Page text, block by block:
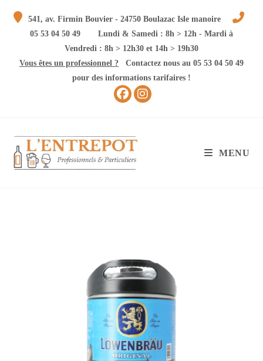
541, av. Firmin Bouvier - 24750 Boulazac Isle manoire
05 53 04 50 49
Lundi & Samedi : 8h > 12h - Mardi à
Vendredi : 8h > 12h30 et 14h > 19h30
Vous êtes un professionnel ? Contactez nous au 05 53 04 50 49
pour des informations tarifaires !
MENU